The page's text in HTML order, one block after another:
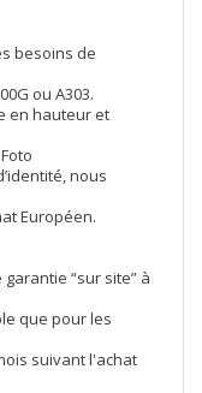
besoins de
ou A303.
en hauteur et
nous
Européen.
garantie “sur site” à
que pour les
suivant l'achat